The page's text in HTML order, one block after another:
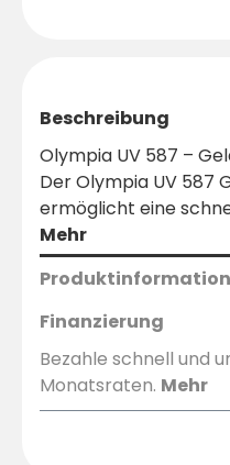
Beschreibung
Olympia UV 587 –
Der Olympia UV 587
ermöglicht eine
Mehr
Finanzierung
Bezahle schnell und
Monatsraten. Mehr